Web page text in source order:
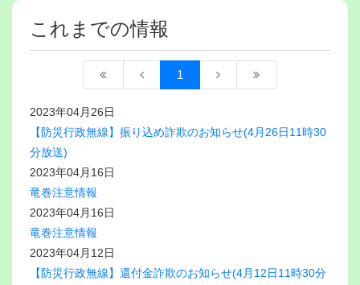
これまでの情報
1
2023年04月26日
【防災行政無線】振り込め詐欺のお知らせ(4月26日11時30
分放送)
2023年04月16日
竜巻注意情報
2023年04月16日
竜巻注意情報
2023年04月12日
【防災行政無線】還付金詐欺のお知らせ(4月12日11時30分